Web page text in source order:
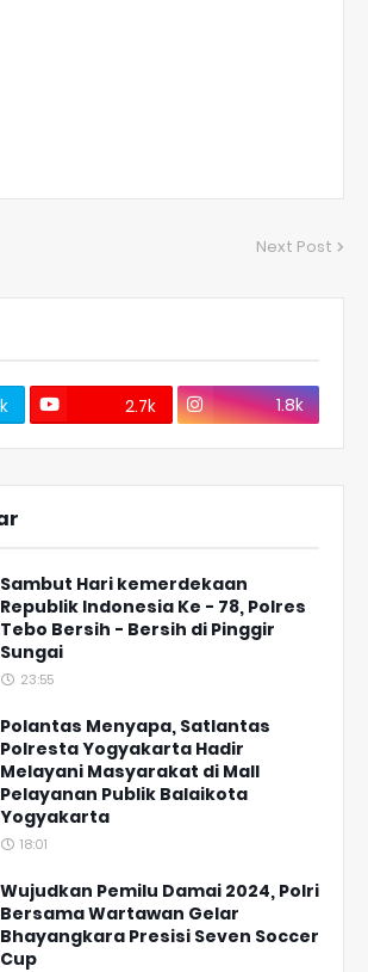
Next Post
2.7k 1.8k
Sambut Hari kemerdekaan
Republik Indonesia Ke - 78, Polres
Tebo Bersih - Bersih di Pinggir
Sungai
23:55
Polantas Menyapa, Satlantas
Polresta Yogyakarta Hadir
Melayani Masyarakat di Mall
Pelayanan Publik Balaikota
Yogyakarta
18:01
Wujudkan Pemilu Damai 2024, Polri
Bersama Wartawan Gelar
Bhayangkara Presisi Seven Soccer
Cup